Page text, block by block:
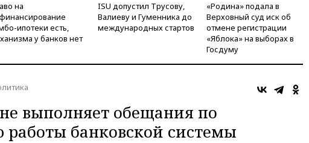
на
ипотеки есть,
у банков нет
ISU допустил Трусову,
Валиеву и Гуменника до
международных стартов
«Родина» подала в
Верховный суд иск об
отмене регистрации
«Яблока» на выборах в
Госдуму
выполняет обещания по
работы банковской системы